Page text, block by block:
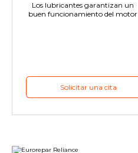
Los lubricantes garantizan un
buen funcionamiento del motor
Solicitar una cita